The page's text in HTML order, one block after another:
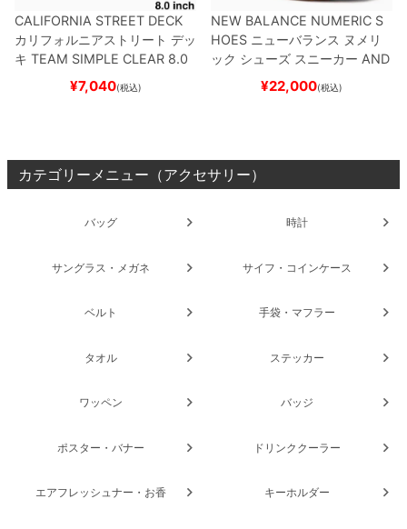
CALIFORNIA STREET DECK
カリフォルニアストリート デッ
キ TEAM SIMPLE CLEAR 8.0
ブランク（DSM）
ード スケボー
¥7,040(税込)
NEW BALANCE NUMERIC S
HOES ニューバランス ヌメリ
ック シューズ スニーカー AND
REW REYNOLDS 933
BROWN/BLACKスケート
¥22,000(税込)
カテゴリーメニュー（アクセサリー）
バッグ 時計
サングラス・メガネ サイフ・コインケース
ベルト 手袋・マフラー
タオル ステッカー
ワッペン バッジ
ポスター・バナー ドリンククーラー
エアフレッシュナー・お香 キーホルダー